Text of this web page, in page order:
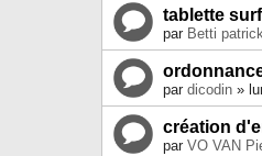
tablette
par Betti
par dicodin »
création
par VO VAN